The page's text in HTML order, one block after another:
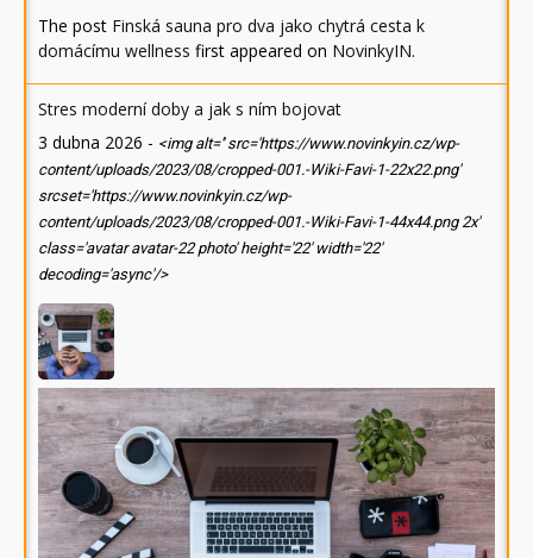
The post Finská sauna pro dva jako chytrá cesta k
domácímu wellness first appeared on NovinkyIN.
Stres moderní doby a jak s ním bojovat
3 dubna 2026 - <img alt='' src='https://www.novinkyin.cz/wp-
content/uploads/2023/08/cropped-001.-Wiki-Favi-1-22x22.png'
srcset='https://www.novinkyin.cz/wp-
content/uploads/2023/08/cropped-001.-Wiki-Favi-1-44x44.png 2x'
class='avatar avatar-22 photo' height='22' width='22'
decoding='async'/>